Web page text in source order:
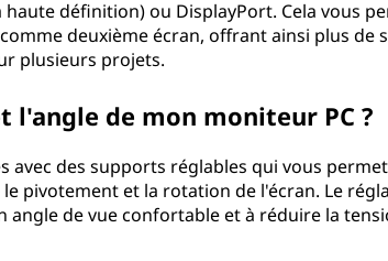
définition) ou DisplayPort. Cela vous
deuxième écran, offrant ainsi plus de
plusieurs projets.
l'angle de mon moniteur PC ?
avec des supports réglables qui vous
pivotement et la rotation de l'écran. Le
de vue confortable et à réduire la